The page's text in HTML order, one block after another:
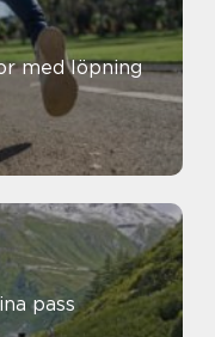
med löpning
pass